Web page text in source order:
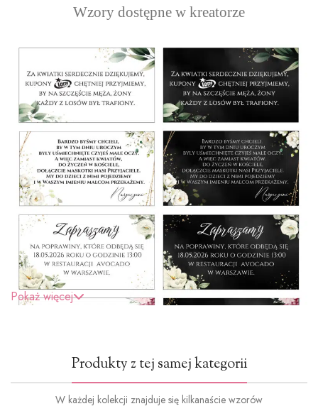
Wzory dostępne w kreatorze
Pokaż więcej
Produkty z tej samej kategorii
W każdej kolekcji znajduje się kilkanaście wzorów